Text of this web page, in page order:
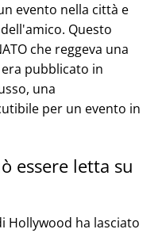
evento nella città e
Questo
che reggeva una
pubblicato in
una
per un evento in
essere letta su
Hollywood ha lasciato